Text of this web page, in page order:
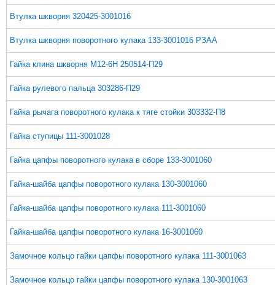
Втулка шкворня 320425-3001016
Втулка шкворня поворотного кулака 133-3001016 РЗАА
Гайка клина шкворня М12-6Н 250514-П29
Гайка рулевого пальца 303286-П29
Гайка рычага поворотного кулака к тяге стойки 303332-П8
Гайка ступицы 111-3001028
Гайка цапфы поворотного кулака в сборе 133-3001060
Гайка-шайба цапфы поворотного кулака 130-3001060
Гайка-шайба цапфы поворотного кулака 111-3001060
Гайка-шайба цапфы поворотного кулака 16-3001060
Замочное кольцо гайки цапфы поворотного кулака 111-3001063
Замочное кольцо гайки цапфы поворотного кулака 130-3001063